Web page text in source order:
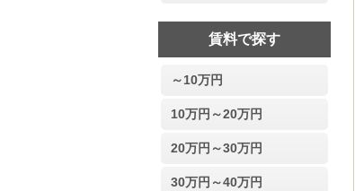
賃料で探す
～10万円
10万円～20万円
20万円～30万円
30万円～40万円